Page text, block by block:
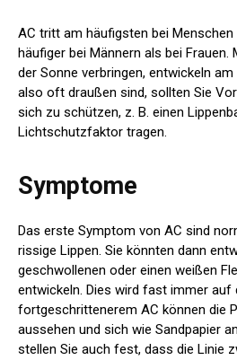
AC tritt am häufigsten bei
häufiger bei Männern als bei Frauen.
der Sonne verbringen, entwickeln
also oft draußen sind, sollten Sie
sich zu schützen, z. B. einen
Lichtschutzfaktor tragen.
Symptome
Das erste Symptom von AC sind
rissige Lippen. Sie könnten dann
geschwollenen oder einen weißen
entwickeln. Dies wird fast immer auf
fortgeschrittenerem AC können die
aussehen und sich wie Sandpapier
stellen Sie auch fest, dass die Linie